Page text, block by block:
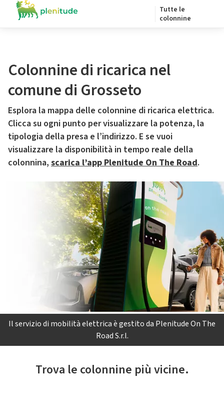
Tutte le
colonnine
Colonnine di ricarica nel
comune di Grosseto
Esplora la mappa delle colonnine di ricarica elettrica.
Clicca su ogni punto per visualizzare la potenza, la
tipologia della presa e l’indirizzo. E se vuoi
visualizzare la disponibilità in tempo reale della
colonnina, scarica l’app Plenitude On The Road.
Il servizio di mobilità elettrica è gestito da Plenitude On The
Road S.r.l.
Trova le colonnine più vicine.